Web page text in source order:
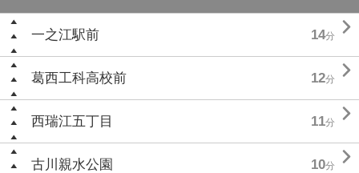
一之江駅前 14分 
葛西工科高校前 12分 
西瑞江五丁目 11分 
古川親水公園 10分 